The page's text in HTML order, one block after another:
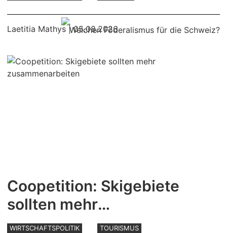
Laetitia Mathys | 05.08.2026
Coopetition: Skigebiete
sollten mehr
zusammenarbeiten
WIRTSCHAFTSPOLITIK TOURISMUS